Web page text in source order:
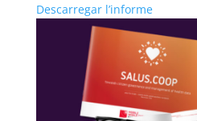
Descarregar l’informe